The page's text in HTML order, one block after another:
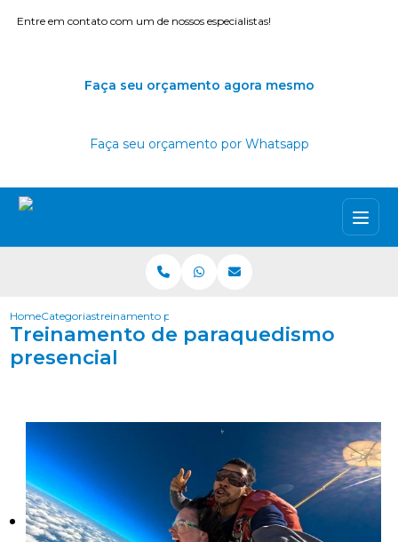
Entre em contato com um de nossos especialistas!
Faça seu orçamento agora mesmo
Faça seu orçamento por Whatsapp
HomeCategoriastreinamento paraquedismo presencial
Treinamento de paraquedismo
presencial